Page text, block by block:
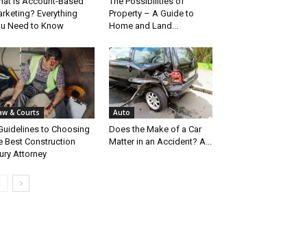
Everything
Need to Know
Property – A Guide to
Home and Land...
& Courts
to Choosing
Best Construction
Attorney
Auto
Does the Make of a Car
Matter in an Accident? A...